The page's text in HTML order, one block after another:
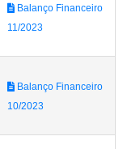
Balanço Financeiro
11/2023
Balanço Financeiro
10/2023